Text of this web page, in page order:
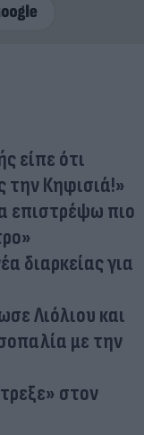
είπε ότι
την Κηφισιά!»
επιστρέψω πιο
διαρκείας για
Λιόλιου και
με την
στον